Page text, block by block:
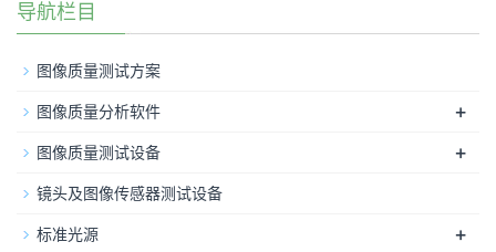
导航栏目
图像质量测试方案
图像质量分析软件 +
图像质量测试设备 +
镜头及图像传感器测试设备
标准光源 +